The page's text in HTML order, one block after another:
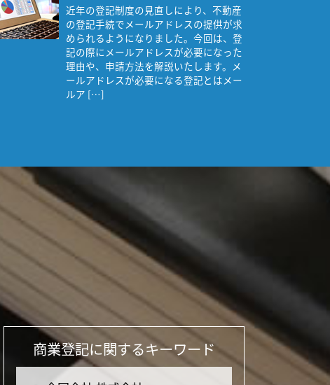
近年の登記制度の見直しにより、不動産
の登記手続でメールアドレスの提供が求
められるようになりました。今回は、登
記の際にメールアドレスが必要になった
理由や、申請方法を解説いたします。メ
ールアドレスが必要になる登記とはメー
ルア […]
商業登記に関するキーワード